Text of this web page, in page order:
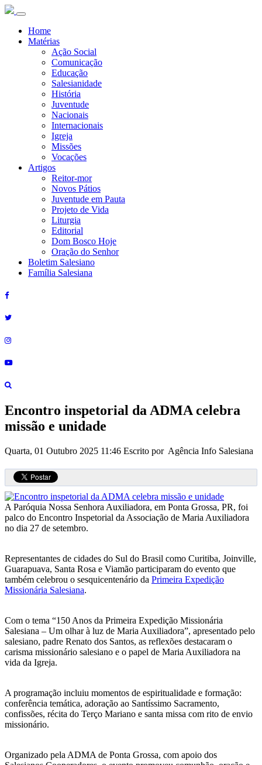
Home
Matérias
Ação Social
Comunicação
Educação
Salesianidade
História
Juventude
Nacionais
Internacionais
Igreja
Missões
Vocações
Artigos
Reitor-mor
Novos Pátios
Juventude em Pauta
Projeto de Vida
Liturgia
Editorial
Dom Bosco Hoje
Oração do Senhor
Boletim Salesiano
Família Salesiana
Encontro inspetorial da ADMA celebra
missão e unidade
Quarta, 01 Outubro 2025 11:46 Escrito por Agência Info Salesiana
A Paróquia Nossa Senhora Auxiliadora, em Ponta Grossa, PR, foi
palco do Encontro Inspetorial da Associação de Maria Auxiliadora
no dia 27 de setembro.
Representantes de cidades do Sul do Brasil como Curitiba, Joinville,
Guarapuava, Santa Rosa e Viamão participaram do evento que
também celebrou o sesquicentenário da Primeira Expedição
Missionária Salesiana.
Com o tema “150 Anos da Primeira Expedição Missionária
Salesiana – Um olhar à luz de Maria Auxiliadora”, apresentado pelo
salesiano, padre Renato dos Santos, as reflexões destacaram o
carisma missionário salesiano e o papel de Maria Auxiliadora na
vida da Igreja.
A programação incluiu momentos de espiritualidade e formação:
conferência temática, adoração ao Santíssimo Sacramento,
confissões, récita do Terço Mariano e santa missa com rito de envio
missionário.
Organizado pela ADMA de Ponta Grossa, com apoio dos